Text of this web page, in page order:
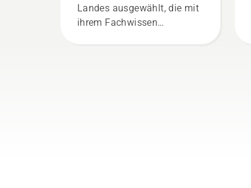
Landes ausgewählt, die mit
ihrem Fachwissen